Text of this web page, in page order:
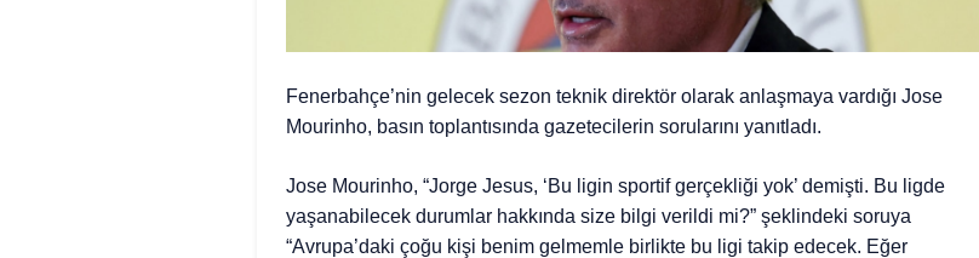
Fenerbahçe’nin gelecek sezon teknik direktör olarak anlaşmaya vardığı Jose
Mourinho, basın toplantısında gazetecilerin sorularını yanıtladı.
Jose Mourinho, “Jorge Jesus, ‘Bu ligin sportif gerçekliği yok’ demişti. Bu ligde
yaşanabilecek durumlar hakkında size bilgi verildi mi?” şeklindeki soruya
“Avrupa’daki çoğu kişi benim gelmemle birlikte bu ligi takip edecek. Eğer